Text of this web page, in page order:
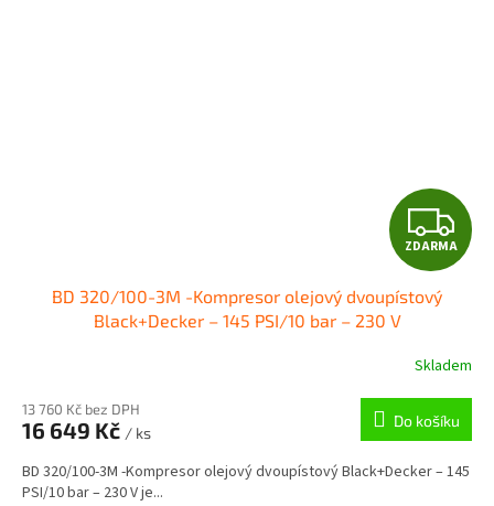
Z
D
R
M
A
ZDARMA
BD 320/100-3M -Kompresor olejový dvoupístový
Black+Decker – 145 PSI/10 bar – 230 V
Skladem
13 760 Kč bez DPH
16 649 Kč / ks
Do košíku
BD 320/100-3M -Kompresor olejový dvoupístový Black+Decker – 145
PSI/10 bar – 230 V je...